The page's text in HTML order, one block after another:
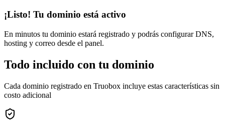
¡Listo! Tu dominio está activo
En minutos tu dominio estará registrado y podrás configurar DNS,
hosting y correo desde el panel.
Todo incluido con tu dominio
Cada dominio registrado en Truobox incluye estas características sin
costo adicional